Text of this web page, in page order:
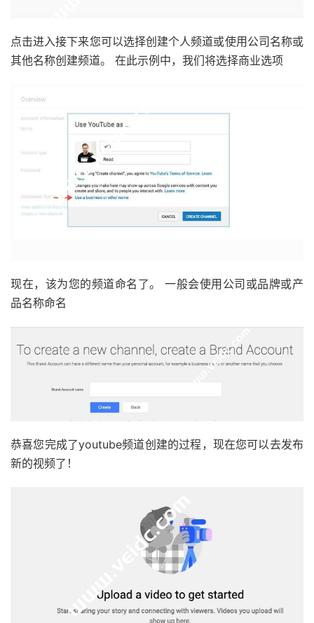
点击进入接下来您可以选择创建个人频道或使用公司名称或
其他名称创建频道。 在此示例中，我们将选择商业选项
现在，该为您的频道命名了。 一般会使用公司或品牌或产
品名称命名
恭喜您完成了youtube频道创建的过程，现在您可以去发布
新的视频了！